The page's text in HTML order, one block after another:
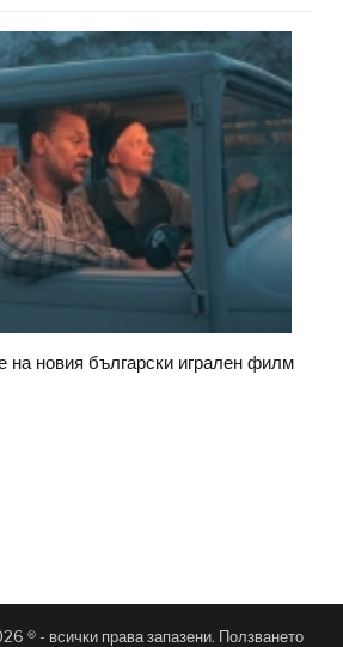
на новия български игрален филм
® - всички права запазени. Ползването